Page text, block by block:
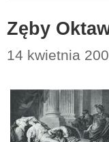
Zęby
14 kwietnia